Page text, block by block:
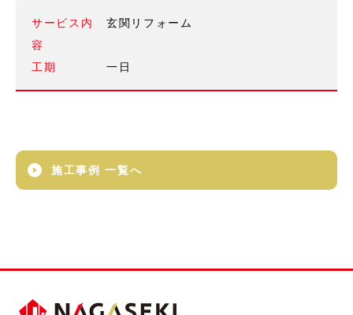
サービス内
容
玄関リフォーム
工期 一日
施工事例 一覧へ